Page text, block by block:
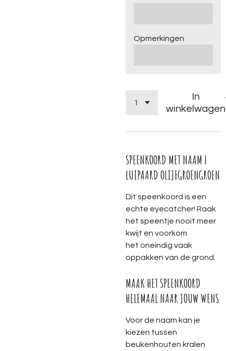
Opmerkingen
In
winkelwagen
SPEENKOORD MET NAAM |
LUIPAARD OLIJFGROENGROEN
Dit speenkoord is een
echte eyecatcher! Raak
het speentje nooit meer
kwijt en voorkom
het oneindig vaak
oppakken van de grond.
MAAK HET SPEENKOORD
HELEMAAL NAAR JOUW WENS
Voor de naam kan je
kiezen tussen
beukenhouten kralen